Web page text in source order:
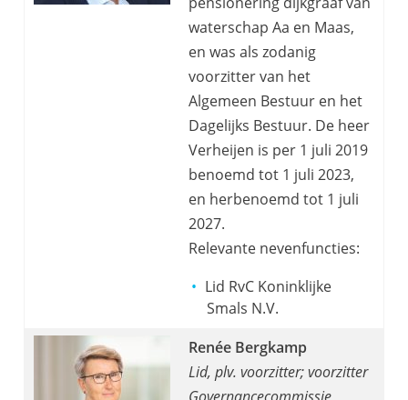
waterschap Aa en Maas,
en was als zodanig
voorzitter van het
Algemeen Bestuur en het
Dagelijks Bestuur. De heer
Verheijen is per 1 juli 2019
benoemd tot 1 juli 2023,
en herbenoemd tot 1 juli
2027.
Relevante nevenfuncties:
Lid RvC Koninklijke
Smals N.V.
Renée Bergkamp
Lid, plv. voorzitter; voorzitter